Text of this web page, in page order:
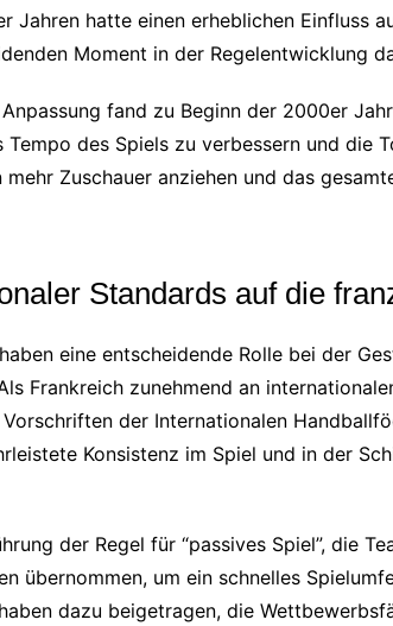
Jahren hatte einen erheblichen Einfluss
Moment in der Regelentwicklung
fand zu Beginn der 2000er
des Spiels zu verbessern und die
Zuschauer anziehen und das
Standards auf die
eine entscheidende Rolle bei der
Frankreich zunehmend an
der Internationalen
Konsistenz im Spiel und in der
der Regel für “passives Spiel”, die
übernommen, um ein schnelles
dazu beigetragen, die